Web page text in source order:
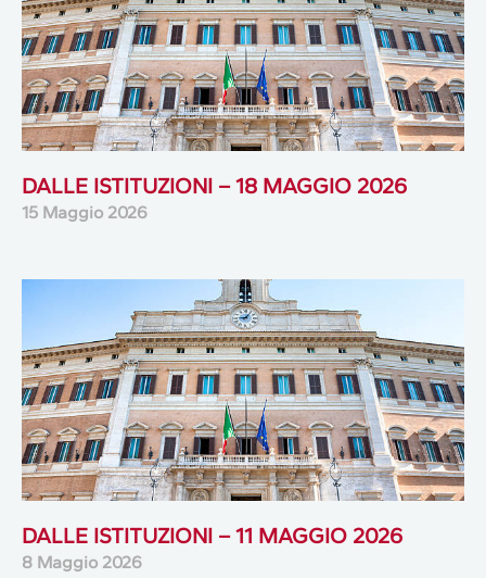
DALLE ISTITUZIONI – 18 MAGGIO 2026
15 Maggio 2026
DALLE ISTITUZIONI – 11 MAGGIO 2026
8 Maggio 2026